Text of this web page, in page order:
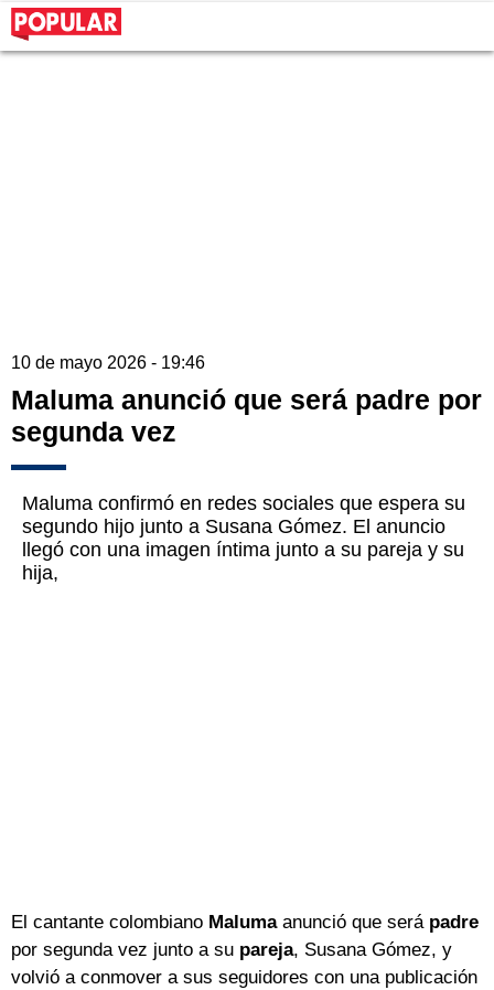
10 de mayo 2026 - 19:46
Maluma anunció que será padre por
segunda vez
Maluma confirmó en redes sociales que espera su
segundo hijo junto a Susana Gómez. El anuncio
llegó con una imagen íntima junto a su pareja y su
hija,
El cantante colombiano Maluma anunció que será padre
por segunda vez junto a su pareja, Susana Gómez, y
volvió a conmover a sus seguidores con una publicación